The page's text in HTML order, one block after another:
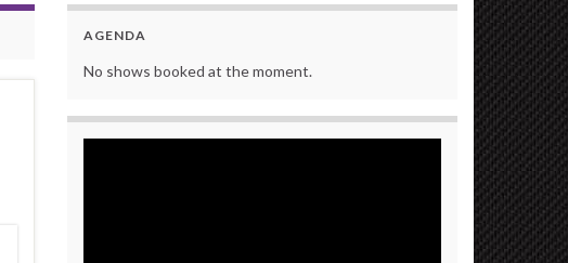
AGENDA
No shows booked at the moment.